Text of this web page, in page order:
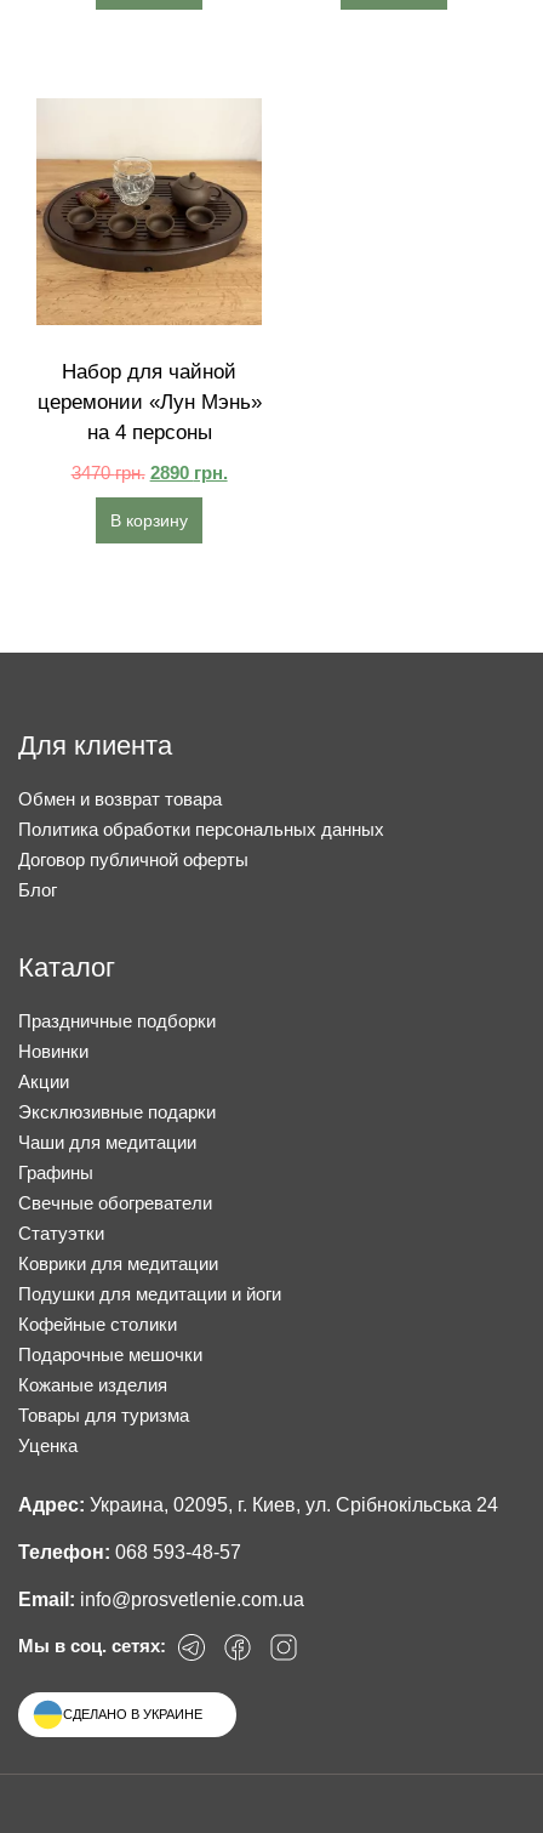
Набор для чайной
церемонии «Лун Мэнь»
на 4 персоны
3470грн. 2890 грн.
В корзину
Для клиента
Обмен и возврат товара
Политика обработки персональных данных
Договор публичной оферты
Блог
Каталог
Праздничные подборки
Новинки
Акции
Эксклюзивные подарки
Чаши для медитации
Графины
Свечные обогреватели
Статуэтки
Коврики для медитации
Подушки для медитации и йоги
Кофейные столики
Подарочные мешочки
Кожаные изделия
Товары для туризма
Уценка
Адрес: Украина, 02095, г. Киев, ул. Срібнокільська 24
Телефон: 068 593-48-57
Email: info@prosvetlenie.com.ua
Мы в соц. сетях:
СДЕЛАНО В УКРАИНЕ